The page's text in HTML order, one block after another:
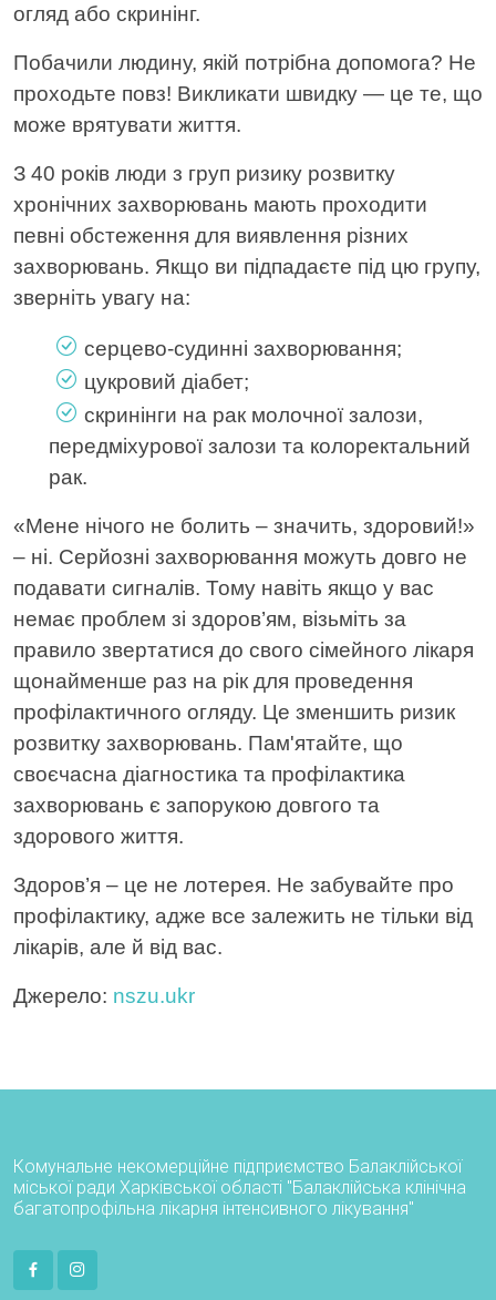
огляд або скринінг.
Побачили людину, якій потрібна допомога? Не
проходьте повз! Викликати швидку — це те, що
може врятувати життя.
З 40 років люди з груп ризику розвитку
хронічних захворювань мають проходити
певні обстеження для виявлення різних
захворювань. Якщо ви підпадаєте під цю групу,
зверніть увагу на:
серцево-судинні захворювання;
цукровий діабет;
скринінги на рак молочної залози,
передміхурової залози та колоректальний
рак.
«Мене нічого не болить – значить, здоровий!»
– ні. Серйозні захворювання можуть довго не
подавати сигналів. Тому навіть якщо у вас
немає проблем зі здоров’ям, візьміть за
правило звертатися до свого сімейного лікаря
щонайменше раз на рік для проведення
профілактичного огляду. Це зменшить ризик
розвитку захворювань. Пам'ятайте, що
своєчасна діагностика та профілактика
захворювань є запорукою довгого та
здорового життя.
Здоров’я – це не лотерея. Не забувайте про
профілактику, адже все залежить не тільки від
лікарів, але й від вас.
Джерело: nszu.ukr
Комунальне некомерційне підприємство Балаклійської
міської ради Харківської області "Балаклійська клінічна
багатопрофільна лікарня інтенсивного лікування"